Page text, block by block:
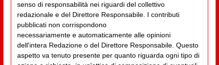
senso di responsabilità nei riguardi del collettivo
redazionale e del Direttore Responsabile. I contributi
pubblicati non corrispondono
necessariamente e automaticamente alle opinioni
dell'intera Redazione o del Direttore Responsabile. Questo
aspetto va tenuto presente per quanto riguarda ogni tipo di